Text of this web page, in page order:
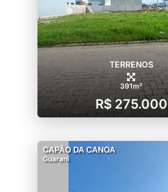
TERRENOS
391m²
R$ 275.000
CAPÃO DA CANOA
Guarani